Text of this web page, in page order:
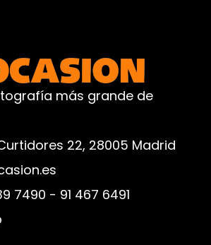
más grande de
22, 28005 Madrid
7490 - 91 467 6491